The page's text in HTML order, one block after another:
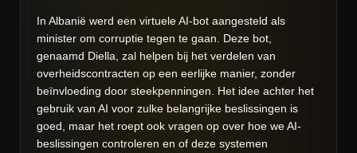
In Albanië werd een virtuele AI-bot aangesteld als
minister om corruptie tegen te gaan. Deze bot,
genaamd Diella, zal helpen bij het verdelen van
overheidscontracten op een eerlijke manier, zonder
beïnvloeding door steekpenningen. Het idee achter het
gebruik van AI voor zulke belangrijke beslissingen is
goed, maar het roept ook vragen op over hoe we AI-
beslissingen controleren en of deze systemen